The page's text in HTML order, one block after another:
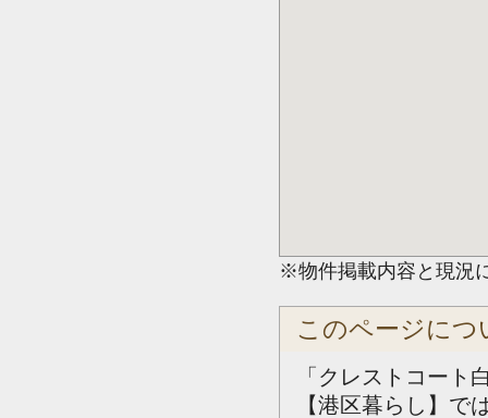
※物件掲載内容と現況
このページにつ
「クレストコート
【港区暮らし】で